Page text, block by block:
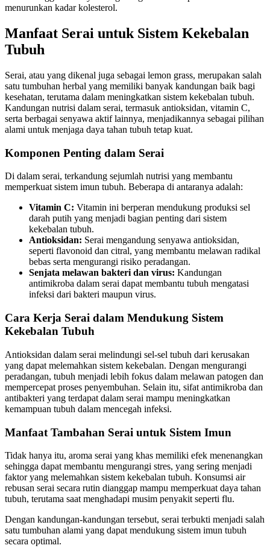
menurunkan kadar kolesterol.
Manfaat Serai untuk Sistem Kekebalan
Tubuh
Serai, atau yang dikenal juga sebagai lemon grass, merupakan salah
satu tumbuhan herbal yang memiliki banyak kandungan baik bagi
kesehatan, terutama dalam meningkatkan sistem kekebalan tubuh.
Kandungan nutrisi dalam serai, termasuk antioksidan, vitamin C,
serta berbagai senyawa aktif lainnya, menjadikannya sebagai pilihan
alami untuk menjaga daya tahan tubuh tetap kuat.
Komponen Penting dalam Serai
Di dalam serai, terkandung sejumlah nutrisi yang membantu
memperkuat sistem imun tubuh. Beberapa di antaranya adalah:
Vitamin C: Vitamin ini berperan mendukung produksi sel
darah putih yang menjadi bagian penting dari sistem
kekebalan tubuh.
Antioksidan: Serai mengandung senyawa antioksidan,
seperti flavonoid dan citral, yang membantu melawan radikal
bebas serta mengurangi risiko peradangan.
Senjata melawan bakteri dan virus: Kandungan
antimikroba dalam serai dapat membantu tubuh mengatasi
infeksi dari bakteri maupun virus.
Cara Kerja Serai dalam Mendukung Sistem
Kekebalan Tubuh
Antioksidan dalam serai melindungi sel-sel tubuh dari kerusakan
yang dapat melemahkan sistem kekebalan. Dengan mengurangi
peradangan, tubuh menjadi lebih fokus dalam melawan patogen dan
mempercepat proses penyembuhan. Selain itu, sifat antimikroba dan
antibakteri yang terdapat dalam serai mampu meningkatkan
kemampuan tubuh dalam mencegah infeksi.
Manfaat Tambahan Serai untuk Sistem Imun
Tidak hanya itu, aroma serai yang khas memiliki efek menenangkan
sehingga dapat membantu mengurangi stres, yang sering menjadi
faktor yang melemahkan sistem kekebalan tubuh. Konsumsi air
rebusan serai secara rutin dianggap mampu memperkuat daya tahan
tubuh, terutama saat menghadapi musim penyakit seperti flu.
Dengan kandungan-kandungan tersebut, serai terbukti menjadi salah
satu tumbuhan alami yang dapat mendukung sistem imun tubuh
secara optimal.